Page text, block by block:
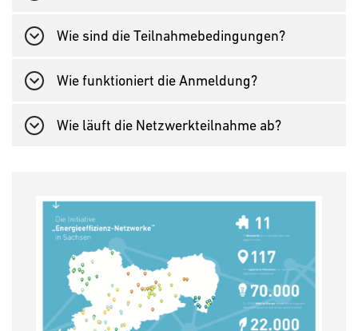
Wie sind die Teilnahmebedingungen?
Wie funktioniert die Anmeldung?
Wie läuft die Netzwerkteilnahme ab?